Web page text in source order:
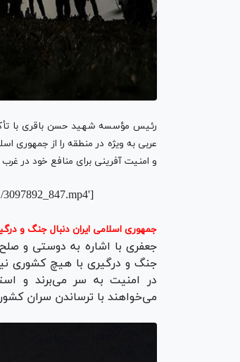
رئیس مؤسسه شهید حسن باقری با
عربیبه ویژه در منطقه را از جمهوری
و امنیت آفرینی برای منافع خود در
جمهوری اسلامی ایران دنبال جنگ و
جعفری با اشاره به دوستی و
جنگ و درگیری با هیچ کشوری
در امنیت به سر می‌برند و
می‌خواهند با ترساندن سران